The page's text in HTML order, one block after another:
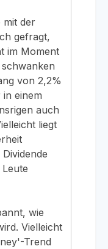
mit der
gefragt,
im Moment
von 2,2%
einem
auch
liegt
wie
Vielleicht
Trend